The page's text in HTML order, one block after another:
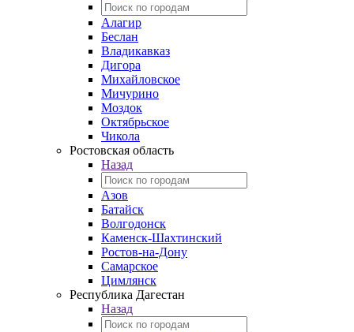
Алагир
Беслан
Владикавказ
Дигора
Михайловское
Мичурино
Моздок
Октябрьское
Чикола
Ростовская область
Назад
Азов
Батайск
Волгодонск
Каменск-Шахтинский
Ростов-на-Дону
Самарское
Цимлянск
Республика Дагестан
Назад